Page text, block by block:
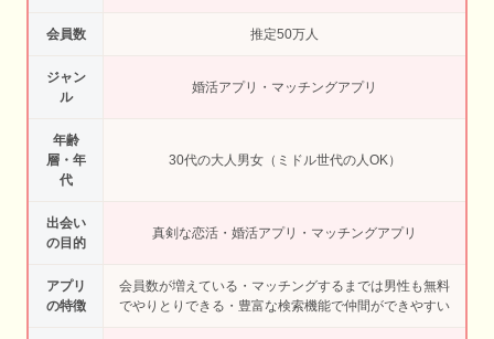
会員数 推定50万人
ジャン
ル
婚活アプリ・マッチングアプリ
年齢
層・年
代
30代の大人男女（ミドル世代の人OK）
出会い
の目的
真剣な恋活・婚活アプリ・マッチングアプリ
アプリ
の特徴
会員数が増えている・マッチングするまでは男性も無料
でやりとりできる・豊富な検索機能で仲間ができやすい